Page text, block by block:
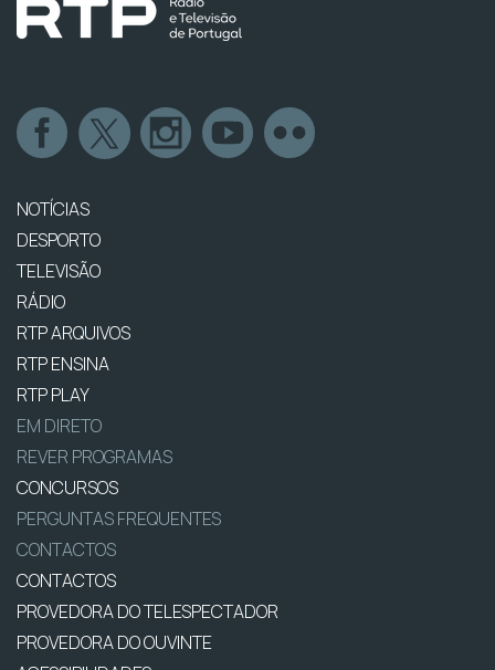
NOTÍCIAS
DESPORTO
TELEVISÃO
RÁDIO
RTP ARQUIVOS
RTP ENSINA
RTP PLAY
EM DIRETO
REVER PROGRAMAS
CONCURSOS
PERGUNTAS FREQUENTES
CONTACTOS
CONTACTOS
PROVEDORA DO TELESPECTADOR
PROVEDORA DO OUVINTE